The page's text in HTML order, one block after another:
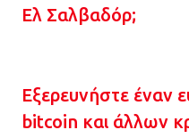
Ελ Σαλβαδόρ;
Εξερευνήστε έναν
bitcoin και άλλων